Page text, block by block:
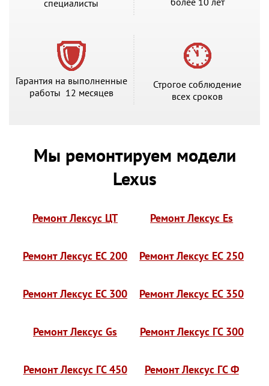
специалисты
Гарантия на выполненные
работы 12 месяцев
Строгое соблюдение
всех сроков
Мы ремонтируем модели
Lexus
Ремонт Лексус ЦТ Ремонт Лексус Es
Ремонт Лексус ЕС 200 Ремонт Лексус ЕС 250
Ремонт Лексус ЕС 300 Ремонт Лексус ЕС 350
Ремонт Лексус Gs Ремонт Лексус ГС 300
Ремонт Лексус ГС 450 Ремонт Лексус ГС Ф